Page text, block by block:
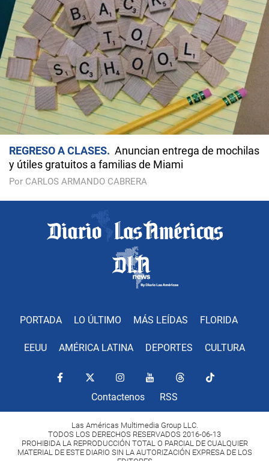
REGRESO A CLASES
Anuncian entrega de mochilas
y útiles gratuitos a familias de Miami
Por CARLOS ARMANDO CABRERA
PORTADA LO ÚLTIMO MÁS LEÍDAS FLORIDA
EEUU AMÉRICA LATINA DEPORTES CULTURA
Contactenos RSS
Las Américas Multimedia Group LLC.
TODOS LOS DERECHOS RESERVADOS 2016-06-13
PROHIBIDA LA REPRODUCCIÓN TOTAL O PARCIAL DE CUALQUIER
MATERIAL DE ESTE DIARIO SIN LA AUTORIZACIÓN EXPRESA DE LOS